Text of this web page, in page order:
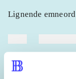
Lignende emneord